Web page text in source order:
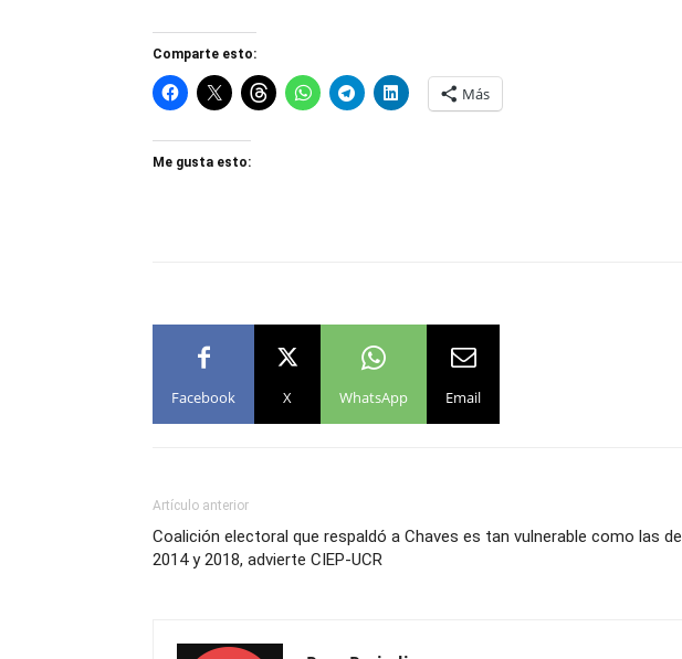
Comparte esto:
Más
Me gusta esto:
Facebook X WhatsApp Email
Artículo anterior
Coalición electoral que respaldó a Chaves es tan vulnerable como las de
2014 y 2018, advierte CIEP-UCR